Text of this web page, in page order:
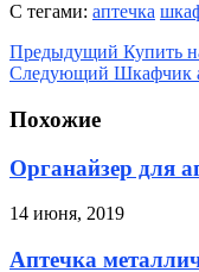
С тегами: аптечка
Предыдущий Купить
Следующий Шкафчик
Похожие
Органайзер для
14 июня, 2019
Аптечка